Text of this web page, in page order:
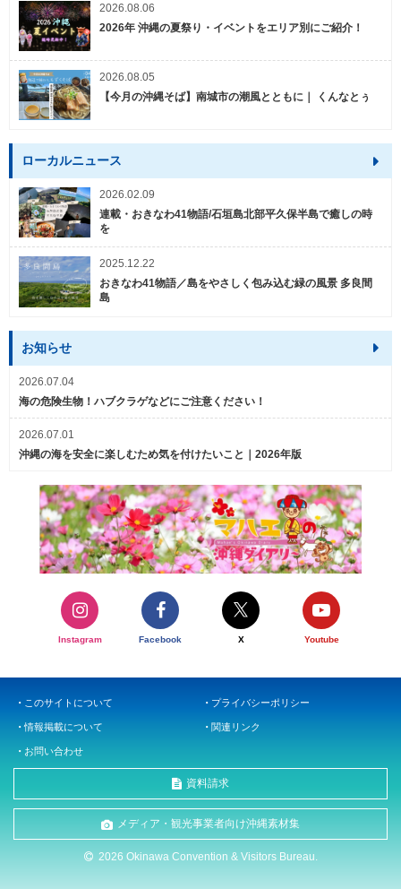
2026.08.06
2026年 沖縄の夏祭り・イベントをエリア別にご紹介！
2026.08.05
【今月の沖縄そば】南城市の潮風とともに｜ くんなとぅ
ローカルニュース
2026.02.09
連載・おきなわ41物語/石垣島北部平久保半島で癒しの時
を
2025.12.22
おきなわ41物語／島をやさしく包み込む緑の風景 多良間
島
お知らせ
2026.07.04
海の危険生物！ハブクラゲなどにご注意ください！
2026.07.01
沖縄の海を安全に楽しむため気を付けたいこと｜2026年版
Instagram Facebook X Youtube
このサイトについて プライバシーポリシー
情報掲載について 関連リンク
お問い合わせ
資料請求
メディア・観光事業者向け沖縄素材集
2026 Okinawa Convention & Visitors Bureau.